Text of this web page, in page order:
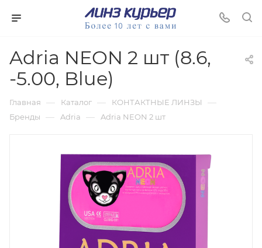
Adria NEON 2 шт (8.6,
-5.00, Blue)
Главная — Каталог — КОНТАКТНЫЕ ЛИНЗЫ —
Бренды — Adria — Adria NEON 2 шт